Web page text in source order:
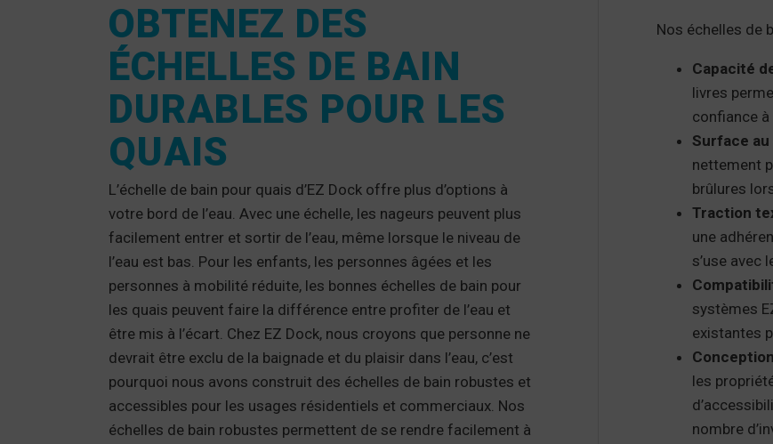
OBTENEZ DES
ÉCHELLES DE BAIN
DURABLES POUR LES
QUAIS
L’échelle de bain pour quais d’EZ Dock offre plus d’options à
votre bord de l’eau. Avec une échelle, les nageurs peuvent plus
facilement entrer et sortir de l’eau, même lorsque le niveau de
l’eau est bas. Pour les enfants, les personnes âgées et les
personnes à mobilité réduite, les bonnes échelles de bain pour
les quais peuvent faire la différence entre profiter de l’eau et
être mis à l’écart. Chez EZ Dock, nous croyons que personne ne
devrait être exclu de la baignade et du plaisir dans l’eau, c’est
pourquoi nous avons construit des échelles de bain robustes et
accessibles pour les usages résidentiels et commerciaux. Nos
échelles de bain robustes permettent de se rendre facilement à
Nos échelles de
Capacité
livres
confiance
Surface
nettement
brûlures
Traction
une
s’use avec
systèmes
existantes
les
nombre